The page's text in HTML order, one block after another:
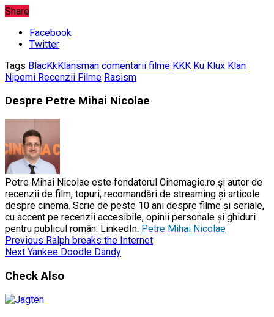
Share
Facebook
Twitter
Tags BlacKkKlansman comentarii filme KKK Ku Klux Klan
Nipemi Recenzii Filme Rasism
Despre Petre Mihai Nicolae
Petre Mihai Nicolae este fondatorul Cinemagie.ro și autor de
recenzii de film, topuri, recomandări de streaming și articole
despre cinema. Scrie de peste 10 ani despre filme și seriale,
cu accent pe recenzii accesibile, opinii personale și ghiduri
pentru publicul român. LinkedIn: Petre Mihai Nicolae
Previous Ralph breaks the Internet
Next Yankee Doodle Dandy
Check Also